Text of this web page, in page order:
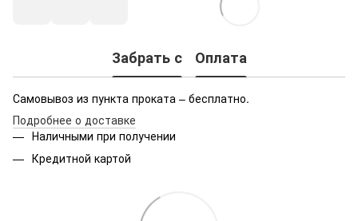
Забрать с Оплата
Самовывоз из пункта проката – бесплатно.
Подробнее о доставке
Наличными при получении
Кредитной картой